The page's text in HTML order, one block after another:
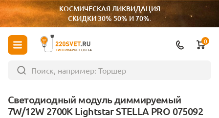
КОСМИЧЕСКАЯ ЛИКВИДАЦИЯ
СКИДКИ 30% 50% И 70%.
ГИПЕРМАРКЕТ СВЕТА
0
Светодиодный модуль диммируемый
7W/12W 2700K Lightstar STELLA PRO 075092